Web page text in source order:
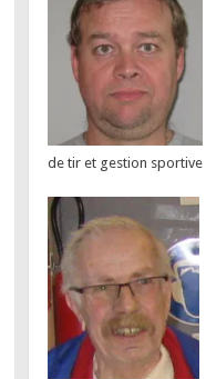
de tir et gestion sportive